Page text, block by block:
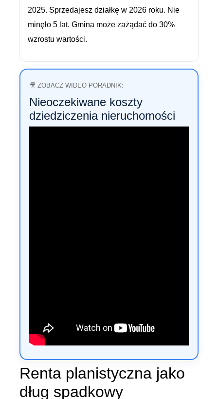
2025. Sprzedajesz działkę w 2026 roku. Nie
minęło 5 lat. Gmina może zażądać do 30%
wzrostu wartości.
🎥 ZOBACZ WIDEO PORADNIK:
Nieoczekiwane koszty
dziedziczenia nieruchomości
Renta planistyczna jako
dług spadkowy